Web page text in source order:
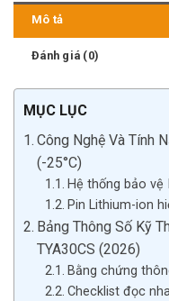
Mô tả
Đánh giá (0)
MỤC LỤC
Công Nghệ Và Tính
(-25°C)
Hệ thống bảo vệ
Pin Lithium-ion
Bảng Thông Số Kỹ
TYA30CS (2026)
Bằng chứng
Checklist đọc